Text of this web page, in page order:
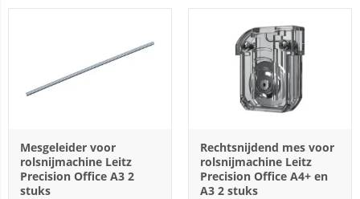
Mesgeleider voor
rolsnijmachine Leitz
Precision Office A3 2
stuks
Rechtsnijdend mes voor
rolsnijmachine Leitz
Precision Office A4+ en
A3 2 stuks